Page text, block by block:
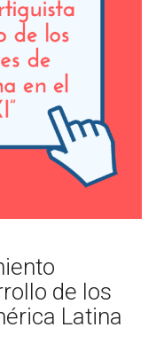
de los
Latina